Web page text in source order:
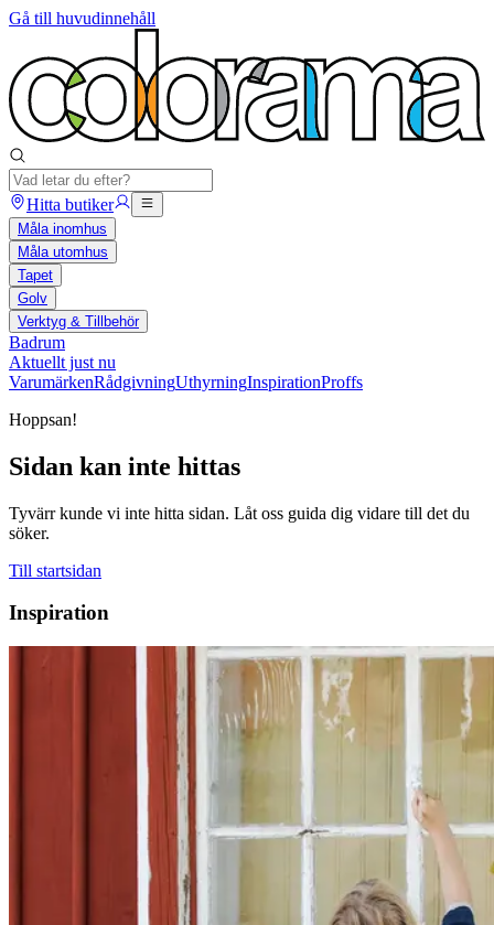
Gå till huvudinnehåll
Hitta butiker
Måla inomhus
Måla utomhus
Tapet
Golv
Verktyg & Tillbehör
Badrum
Aktuellt just nu
VarumärkenRådgivningUthyrningInspirationProffs
Hoppsan!
Sidan kan inte hittas
Tyvärr kunde vi inte hitta sidan. Låt oss guida dig vidare till det du
söker.
Till startsidan
Inspiration